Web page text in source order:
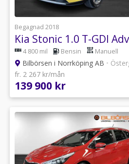
Begagnad 2018
4 800 mil Bensin Manuell
Bilbörsen i Norrköping AB •
fr. 2 267 kr/mån
139 900 kr